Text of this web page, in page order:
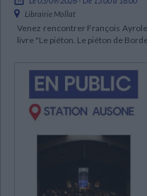
Librairie Mollat
Venez rencontrer François
livre "Le piéton. Le piéton de